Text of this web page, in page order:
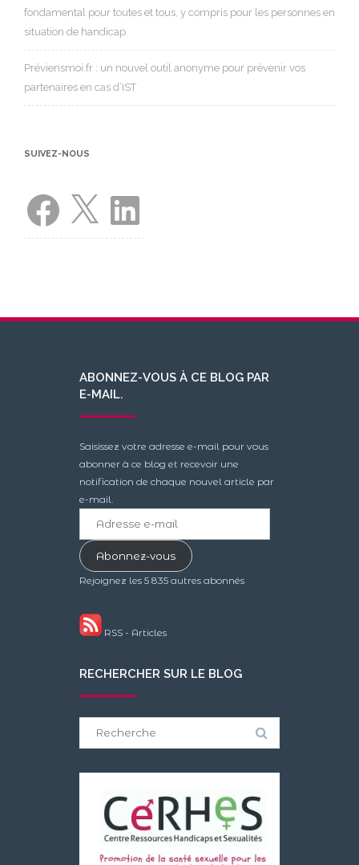
fondamental pour toutes et tous, y compris pour les personnes en
situation de handicap
Préviensmoi.fr : un nouvel outil anonyme pour prévenir vos
partenaires en cas d’IST
SUIVEZ-NOUS
Facebook LinkedIn
ABONNEZ-VOUS À CE BLOG PAR
E-MAIL.
Saisissez votre adresse e-mail pour vous
abonner à ce blog et recevoir une
notification de chaque nouvel article par
e-mail.
mailAbonnez-vous
Rejoignez les 5 835 autres abonnés
RSS - Articles
RECHERCHER SUR LE BLOG